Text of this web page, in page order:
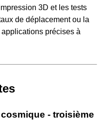
3D et les tests
de déplacement ou la
précises à
- troisième